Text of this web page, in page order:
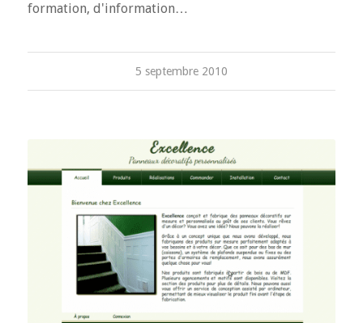
formation, d'information…
5 septembre 2010